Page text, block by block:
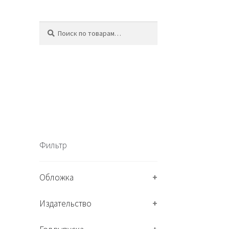
Фильтр
Обложка +
Издательство +